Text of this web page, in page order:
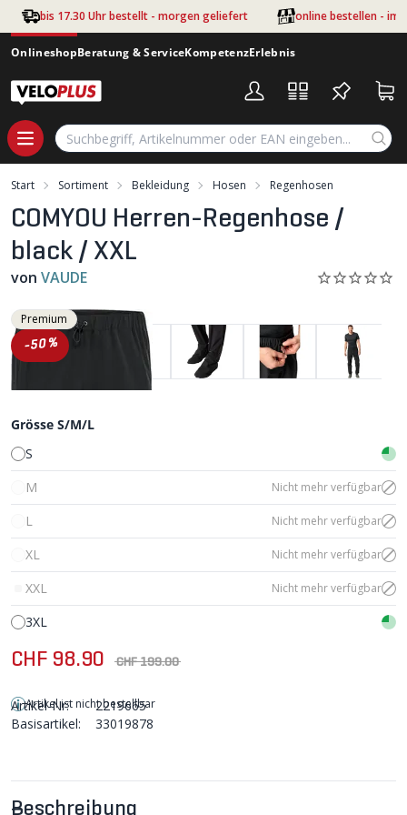
Zum Hauptinhalt springen
bis 17.30 Uhr bestellt - morgen geliefert online bestellen - im
OnlineshopBeratung & ServiceKompetenzErlebnis
Start Sortiment Bekleidung Hosen Regenhosen
COMYOU Herren-Regenhose /
black / XXL
von VAUDE
Premium
-50%
Beschreibung
Grösse S/M/L
S
M
Nicht mehr verfügbar
L Nicht mehr verfügbar
XL Nicht mehr verfügbar
XXL Nicht mehr verfügbar
3XL
CHF 98.90 CHF 199.00
Artikel ist nicht bestellbar
Artikel-Nr:
2219665
Basisartikel:
33019878